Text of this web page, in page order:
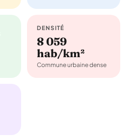
DENSITÉ
8 059
hab/km²
Commune urbaine dense